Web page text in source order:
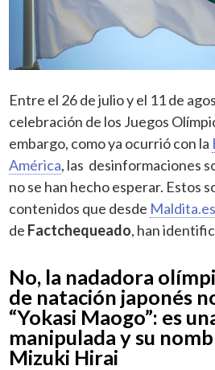
Entre el 26 de julio y el 11 de
celebración de los Juegos
embargo, como ya ocurrió con la
América, las desinformaciones
no se han hecho esperar. Estos
contenidos que desde Maldita.es
de Factchequeado, han
No, la nadadora
de natación japonés
“Yokasi Maogo”: es
manipulada y su
Mizuki Hirai